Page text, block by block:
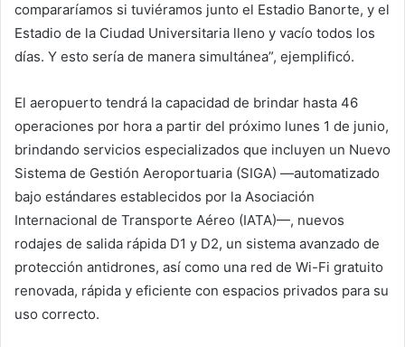
compararíamos si tuviéramos junto el Estadio Banorte, y el
Estadio de la Ciudad Universitaria lleno y vacío todos los
días. Y esto sería de manera simultánea”, ejemplificó.
El aeropuerto tendrá la capacidad de brindar hasta 46
operaciones por hora a partir del próximo lunes 1 de junio,
brindando servicios especializados que incluyen un Nuevo
Sistema de Gestión Aeroportuaria (SIGA) —automatizado
bajo estándares establecidos por la Asociación
Internacional de Transporte Aéreo (IATA)—, nuevos
rodajes de salida rápida D1 y D2, un sistema avanzado de
protección antidrones, así como una red de Wi-Fi gratuito
renovada, rápida y eficiente con espacios privados para su
uso correcto.